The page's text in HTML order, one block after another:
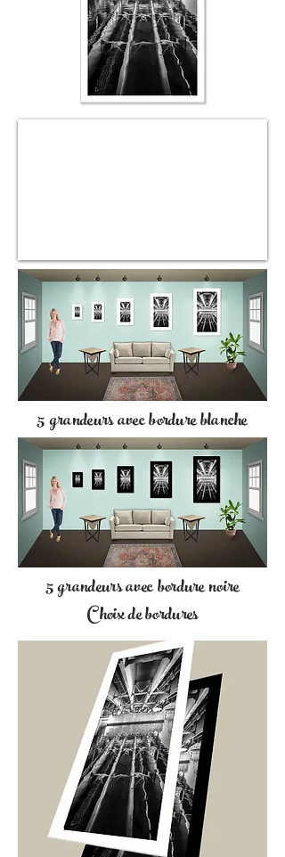
5 grandeurs avec bordure blanche
5 grandeurs avec bordure noire
Choix de bordures